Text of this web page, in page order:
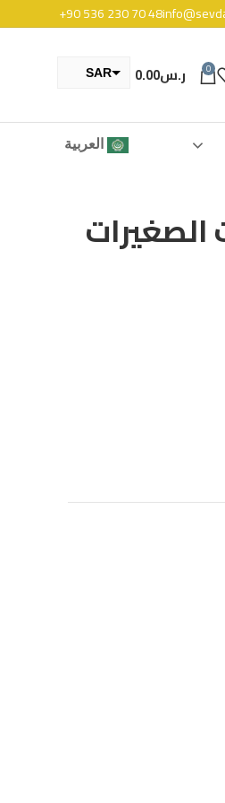
+90 536 230 70 48
0 ر.س0.00
SAR
العربية
الصغيرات